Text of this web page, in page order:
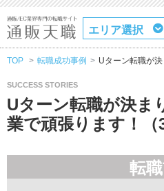
エリア選択
TOP 転職成功事例 Uターン転職が
SUCCESS STORIES
Uターン転職が決ま
業で頑張ります！（
転